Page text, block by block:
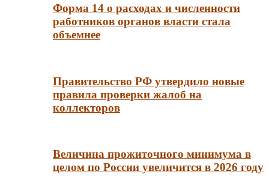
Форма 14 о расходах и численности
работников органов власти стала
объемнее
Правительство РФ утвердило новые
правила проверки жалоб на
коллекторов
Величина прожиточного минимума в
целом по России увеличится в 2026 году